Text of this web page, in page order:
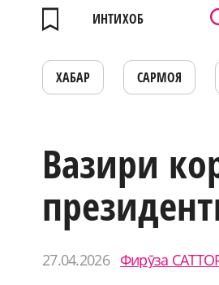
ИНТИХОБ
ХАБАР САРМОЯ
Вазири
27.04.2026 Фирӯза